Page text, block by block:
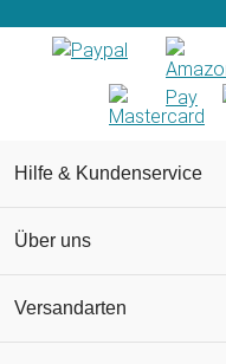
Hilfe & Kundenservice
Über uns
Versandarten